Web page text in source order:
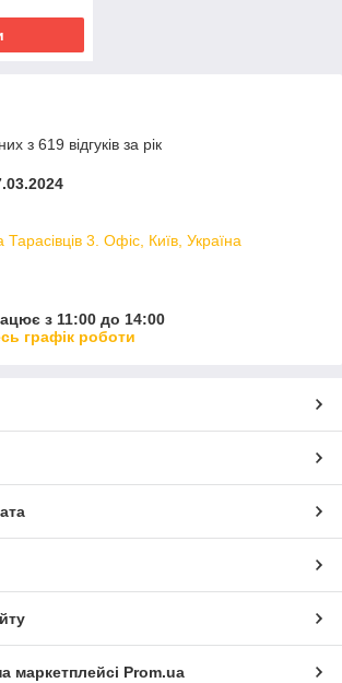
з 619 відгуків за рік
Тарасівців 3. Офіс, Київ, Україна
з 11:00 до 14:00
графік роботи
маркетплейсі Prom.ua